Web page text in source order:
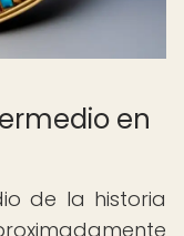
en
de la historia